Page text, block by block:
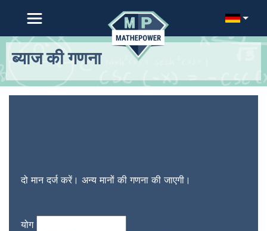
ब्याज की गणना
दो मान दर्ज करें। अन्य मानों की गणना की जाएगी।
योग